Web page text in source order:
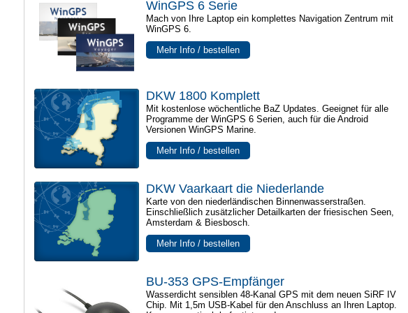
WinGPS 6 Serie
Mach von Ihre Laptop ein komplettes Navigation Zentrum mit
WinGPS 6.
Mehr Info / bestellen
DKW 1800 Komplett
Mit kostenlose wöchentliche BaZ Updates. Geeignet für alle
Programme der WinGPS 6 Serien, auch für die Android
Versionen WinGPS Marine.
Mehr Info / bestellen
DKW Vaarkaart die Niederlande
Karte von den niederländischen Binnenwasserstraßen.
Einschließlich zusätzlicher Detailkarten der friesischen Seen,
Amsterdam & Biesbosch.
Mehr Info / bestellen
BU-353 GPS-Empfänger
Wasserdicht sensiblen 48-Kanal GPS mit dem neuen SiRF IV
Chip. Mit 1,5m USB-Kabel für den Anschluss an Ihren Laptop.